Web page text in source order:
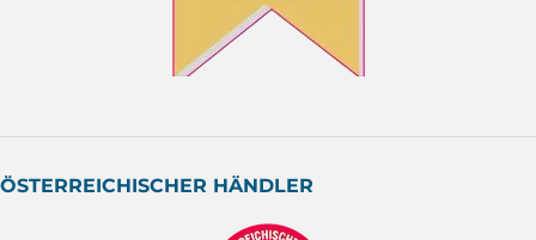
ÖSTERREICHISCHER HÄNDLER